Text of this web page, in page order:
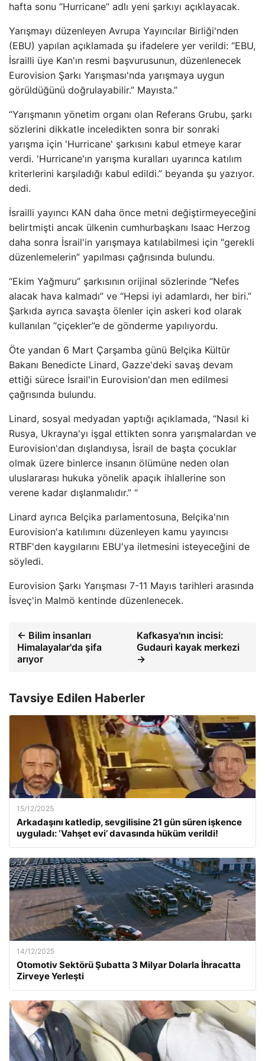
hafta sonu “Hurricane” adlı yeni şarkıyı açıklayacak.
Yarışmayı düzenleyen Avrupa Yayıncılar Birliği'nden
(EBU) yapılan açıklamada şu ifadelere yer verildi: “EBU,
İsrailli üye Kan'ın resmi başvurusunun, düzenlenecek
Eurovision Şarkı Yarışması'nda yarışmaya uygun
görüldüğünü doğrulayabilir.” Mayısta.”
“Yarışmanın yönetim organı olan Referans Grubu, şarkı
sözlerini dikkatle inceledikten sonra bir sonraki
yarışma için 'Hurricane' şarkısını kabul etmeye karar
verdi. 'Hurricane'ın yarışma kuralları uyarınca katılım
kriterlerini karşıladığı kabul edildi.” beyanda şu yazıyor.
dedi.
İsrailli yayıncı KAN daha önce metni değiştirmeyeceğini
belirtmişti ancak ülkenin cumhurbaşkanı Isaac Herzog
daha sonra İsrail'in yarışmaya katılabilmesi için “gerekli
düzenlemelerin” yapılması çağrısında bulundu.
“Ekim Yağmuru” şarkısının orijinal sözlerinde “Nefes
alacak hava kalmadı” ve “Hepsi iyi adamlardı, her biri.”
Şarkıda ayrıca savaşta ölenler için askeri kod olarak
kullanılan “çiçekler”e de gönderme yapılıyordu.
Öte yandan 6 Mart Çarşamba günü Belçika Kültür
Bakanı Benedicte Linard, Gazze'deki savaş devam
ettiği sürece İsrail'in Eurovision'dan men edilmesi
çağrısında bulundu.
Linard, sosyal medyadan yaptığı açıklamada, “Nasıl ki
Rusya, Ukrayna'yı işgal ettikten sonra yarışmalardan ve
Eurovision'dan dışlandıysa, İsrail de başta çocuklar
olmak üzere binlerce insanın ölümüne neden olan
uluslararası hukuka yönelik apaçık ihlallerine son
verene kadar dışlanmalıdır.” “
Linard ayrıca Belçika parlamentosuna, Belçika'nın
Eurovision'a katılımını düzenleyen kamu yayıncısı
RTBF'den kaygılarını EBU'ya iletmesini isteyeceğini de
söyledi.
Eurovision Şarkı Yarışması 7-11 Mayıs tarihleri ​​arasında
İsveç'in Malmö kentinde düzenlenecek.
← Bilim insanları
Himalayalar'da şifa
arıyor
Kafkasya'nın incisi:
Gudauri kayak merkezi
→
Tavsiye Edilen Haberler
15/12/2025
Arkadaşını katledip, sevgilisine 21 gün süren işkence
uyguladı: ‘Vahşet evi’ davasında hüküm verildi!
14/12/2025
Otomotiv Sektörü Şubatta 3 Milyar Dolarla İhracatta
Zirveye Yerleşti